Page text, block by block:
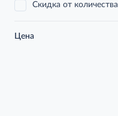
Скидка от количества
Цена